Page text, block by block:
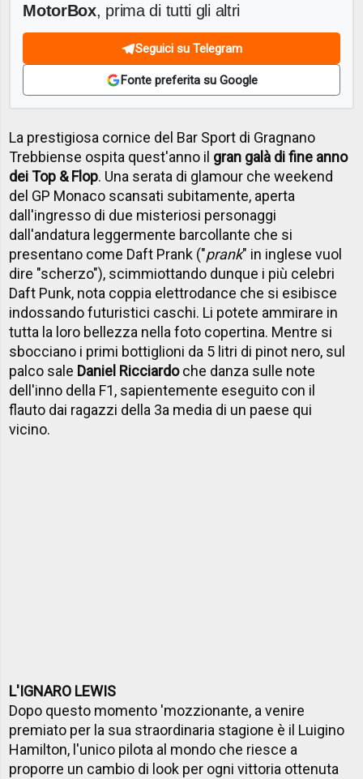
MotorBox, prima di tutti gli altri
Seguici su Telegram
Fonte preferita su Google
La prestigiosa cornice del Bar Sport di Gragnano
Trebbiense ospita quest'anno il gran galà di fine anno
dei Top & Flop. Una serata di glamour che weekend
del GP Monaco scansati subitamente, aperta
dall'ingresso di due misteriosi personaggi
dall'andatura leggermente barcollante che si
presentano come Daft Prank ("prank" in inglese vuol
dire "scherzo"), scimmiottando dunque i più celebri
Daft Punk, nota coppia elettrodance che si esibisce
indossando futuristici caschi. Li potete ammirare in
tutta la loro bellezza nella foto copertina. Mentre si
sbocciano i primi bottiglioni da 5 litri di pinot nero, sul
palco sale Daniel Ricciardoche danza sulle note
dell'inno della F1, sapientemente eseguito con il
flauto dai ragazzi della 3a media di un paese qui
vicino.
L'IGNARO LEWIS
Dopo questo momento 'mozzionante, a venire
premiato per la sua straordinaria stagione è il Luigino
Hamilton, l'unico pilota al mondo che riesce a
proporre un cambio di look per ogni vittoria ottenuta